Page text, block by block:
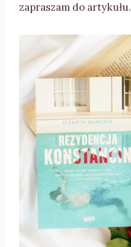
zapraszam do artykułu.